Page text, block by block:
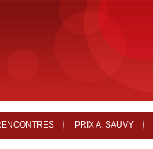
PRIX A. SAUVY